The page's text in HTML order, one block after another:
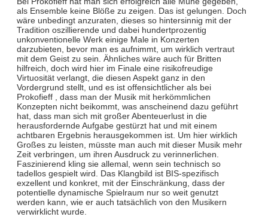
als Ensemble keine Blöße zu zeigen. Das ist gelungen. Doch
wäre unbedingt anzuraten, dieses so hintersinnig mit der
Tradition oszillierende und dabei hundertprozentig
unkonventionelle Werk einige Male in Konzerten
darzubieten, bevor man es aufnimmt, um wirklich vertraut
mit dem Geist zu sein. Ähnliches wäre auch für Britten
hilfreich, doch wird hier im Finale eine risikofreudige
Virtuosität verlangt, die diesen Aspekt ganz in den
Vordergrund stellt, und es ist offensichtlicher als bei
Prokofieff , dass man der Musik mit herkömmlichen
Konzepten nicht beikommt, was anscheinend dazu geführt
hat, dass man sich mit großer Abenteuerlust in die
herausfordernde Aufgabe gestürzt hat und mit einem
achtbaren Ergebnis herausgekommen ist. Um hier wirklich
Großes zu leisten, müsste man auch mit dieser Musik mehr
Zeit verbringen, um ihren Ausdruck zu verinnerlichen.
Faszinierend kling sie allemal, wenn sein technisch so
tadellos gespielt wird. Das Klangbild ist BIS-spezifisch
exzellent und konkret, mit der Einschränkung, dass der
potentielle dynamische Spielraum nur so weit genutzt
werden kann, wie er auch tatsächlich von den Musikern
verwirklicht wurde.